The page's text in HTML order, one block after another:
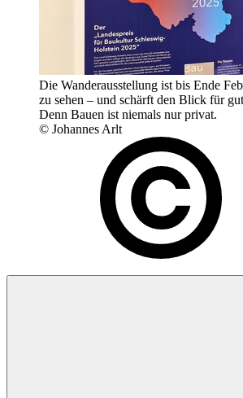
Die Wanderausstellung ist bis Ende
zu sehen – und schärft den Blick für
Denn Bauen ist niemals nur privat.
© Johannes Arlt